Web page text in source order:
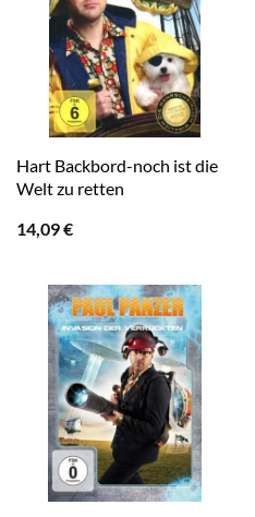
Hart Backbord-noch ist die
Welt zu retten
14,09€